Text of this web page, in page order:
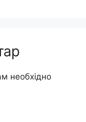
необхідно